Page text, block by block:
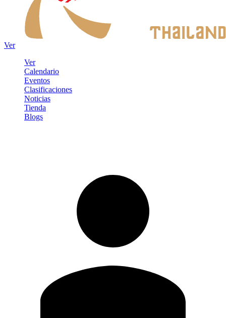
Ver
Ver
Calendario
Eventos
Clasificaciones
Noticias
Tienda
Blogs